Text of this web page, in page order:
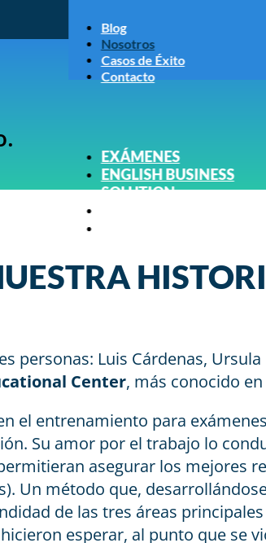
Blog
Nosotros
Casos de Éxito
Contacto
EXÁMENES
ENGLISH BUSINESS
SOLUTION
personas: Luis Cárdenas,
Center, más conocido
el entrenamiento para
Su amor por el trabajo lo
asegurar los mejores
Un método que,
de las tres áreas
esperar, al punto que se